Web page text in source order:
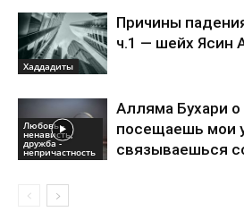
Хаддадиты
Причины
ч.1 — шейх Ясин
Любовь -
ненависть,
дружба -
непричастность
Алляма Бухари о
посещаешь мои
связываешься